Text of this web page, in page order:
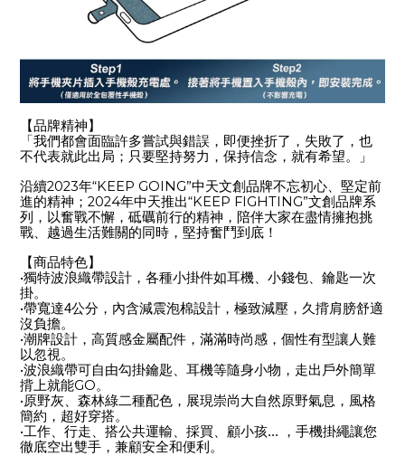
【品牌精神】
「我們都會面臨許多嘗試與錯誤，即便挫折了，失敗了，也
不代表就此出局；只要堅持努力，保持信念，就有希望。」
沿續2023年“KEEP GOING”中天文創品牌不忘初心、堅定前
進的精神； 2024年中天推出“KEEP FIGHTING”文創品牌系
列，以奮戰不懈，砥礪前行的精神，陪伴大家在盡情擁抱挑
戰、越過生活難關的同時，堅持奮鬥到底！
【商品特色】
•獨特波浪織帶設計，各種小掛件如耳機、小錢包、鑰匙一次
掛。
•帶寬達4公分，內含減震泡棉設計，極致減壓，久揹肩膀舒適
沒負擔。
•潮牌設計，高質感金屬配件，滿滿時尚感，個性有型讓人難
以忽視。
•波浪織帶可自由勾掛鑰匙、耳機等隨身小物，走出戶外簡單
揹上就能GO。
•原野灰、森林綠二種配色，展現崇尚大自然原野氣息，風格
簡約，超好穿搭。
•工作、行走、搭公共運輸、採買、顧小孩... ，手機掛繩讓您
徹底空出雙手，兼顧安全和便利。